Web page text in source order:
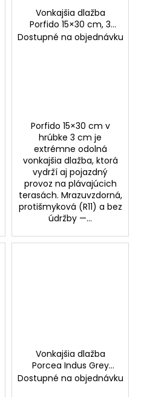
Vonkajšia dlažba
Porfido 15×30 cm, 3
cm
Dostupné na objednávku
Porfido 15×30 cm v
hrúbke 3 cm je
extrémne odolná
vonkajšia dlažba, ktorá
vydrží aj pojazdný
provoz na plávajúcich
terasách. Mrazuvzdorná,
protišmyková (R11) a bez
údržby —...
Vonkajšia dlažba
Porcea Indus Grey
60×90 cm
Dostupné na objednávku